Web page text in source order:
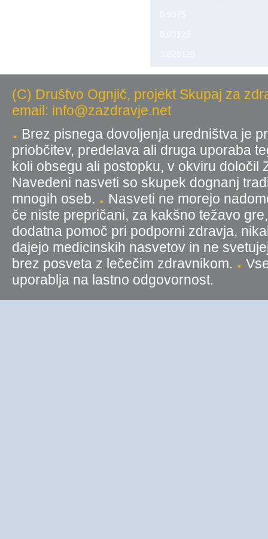
(C) Društvo Ognjič, projekt Skupaj za
email: info@zazdravje.net
Brez pisnega dovoljenja uredništva je
priobčitev, predelava ali druga uporaba
koli obsegu ali postopku, v okviru
Navedeni nasveti so skupek dognanj
mnogih oseb.
Nasveti ne morejo
če niste prepričani, za kakšno težavo
dodatna pomoč pri podporni zdravja,
dajejo medicinskih nasvetov in ne
brez posveta z lečečim zdravnikom.
uporablja na lastno odgovornost.